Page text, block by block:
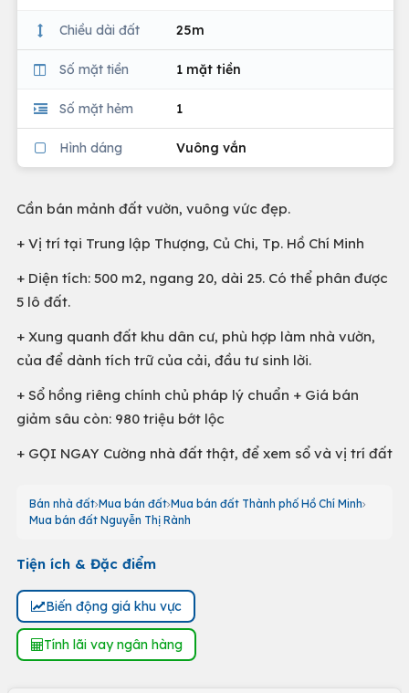
Chiều dài đất 25m
Số mặt tiền 1 mặt tiền
Số mặt hẻm 1
Hình dáng Vuông vắn
Cần bán mảnh đất vườn, vuông vức đẹp.
+ Vị trí tại Trung lập Thượng, Củ Chi, Tp. Hồ Chí Minh
+ Diện tích: 500 m2, ngang 20, dài 25. Có thể phân được
5 lô đất.
+ Xung quanh đất khu dân cư, phù hợp làm nhà vườn,
của để dành tích trữ của cải, đầu tư sinh lời.
+ Sổ hồng riêng chính chủ pháp lý chuẩn + Giá bán
giảm sâu còn: 980 triệu bớt lộc
+ GỌI NGAY Cường nhà đất thật, để xem sổ và vị trí đất
Bán nhà đất Mua bán đất Mua bán đất Thành phố Hồ Chí Minh
Mua bán đất Nguyễn Thị Rành
Tiện ích & Đặc điểm
Biến động giá khu vực
Tính lãi vay ngân hàng